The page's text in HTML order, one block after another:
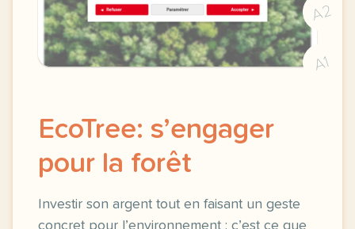
A2
A1
EcoTree: s’engager
pour la forêt
Investir son argent tout en faisant un geste
concret pour l’environnement : c’est ce que